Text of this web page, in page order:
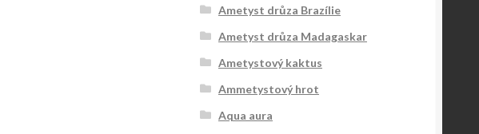
Ametyst drůza Brazílie
Ametyst drůza Madagaskar
Ametystový kaktus
Ammetystový hrot
Aqua aura